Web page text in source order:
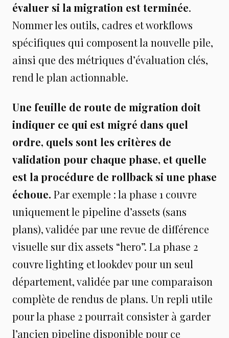
évaluer si la migration est terminée.
Nommer les outils, cadres et workflows
spécifiques qui composent la nouvelle pile,
ainsi que des métriques d’évaluation clés,
rend le plan actionnable.
Une feuille de route de migration doit
indiquer ce qui est migré dans quel
ordre, quels sont les critères de
validation pour chaque phase, et quelle
est la procédure de rollback si une phase
échoue. Par exemple : la phase 1 couvre
uniquement le pipeline d’assets (sans
plans), validée par une revue de différence
visuelle sur dix assets “hero”. La phase 2
couvre lighting et lookdev pour un seul
département, validée par une comparaison
complète de rendus de plans. Un repli utile
pour la phase 2 pourrait consister à garder
l’ancien pipeline disponible pour ce